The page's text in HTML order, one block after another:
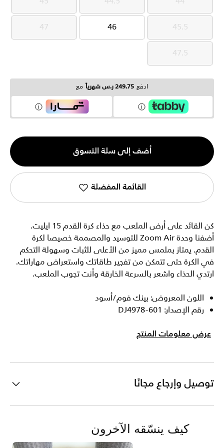
44
44.5
45
45.5
45.5
46
46
47
47
47.5
47.5
ادفع 249.75 ر.س شهرياً مع
الكمية
1
أضف إلى سلة التسوق
القائمة المفضلة
كن القائد على أرض الملعب مع حذاء كرة القدم 15 ايليت.
أضفنا وحدة Zoom Air للتوسيد والمصممة خصيصا لكرة
القدم. يمتاز بملمس مميز من الأعلى للثبات وسهولة التحكم
في الكرة حتى تتمكن من تفجير طاقاتك واستعراض مهاراتك.
ارتدي الحذاء واشعر بالسرعة الخارقة وأنت تجوب الملعب.
اللون المعروض: بينك فوم/أسود
رقم الإصدار: DJ4978-601
عرض معلومات المنتج
توصيل وإرجاع مجانًا